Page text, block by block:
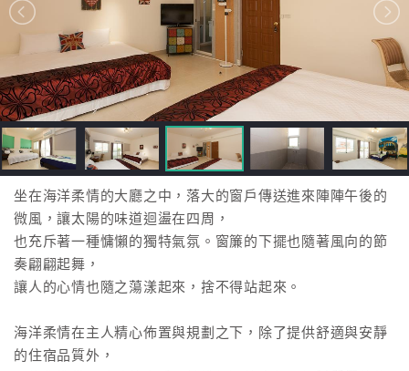
房
直
接
跟
飯
店
訂
房
HOT
特
民
宿
坐在海洋柔情的大廳之中，落大的窗戶傳送進來陣陣午後的
微風，讓太陽的味道迴盪在四周，
也充斥著一種慵懶的獨特氣氛。窗簾的下擺也隨著風向的節
奏翩翩起舞，
讓人的心情也隨之蕩漾起來，捨不得站起來。
海洋柔情在主人精心佈置與規劃之下，除了提供舒適與安靜
的住宿品質外，